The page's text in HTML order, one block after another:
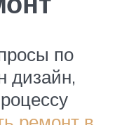
по
дизайн,